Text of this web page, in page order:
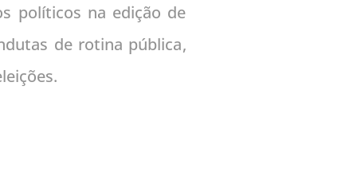
políticos na edição de
de rotina pública,